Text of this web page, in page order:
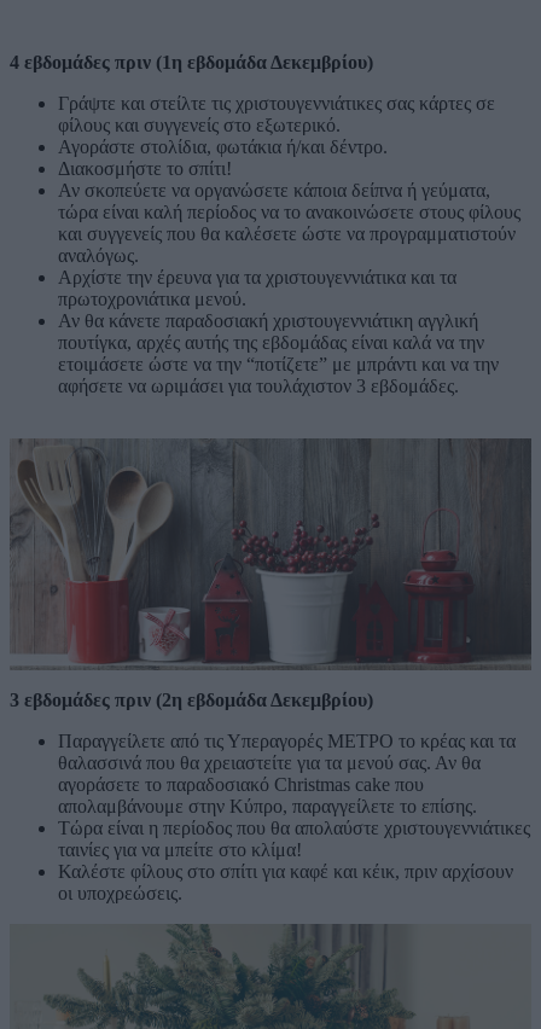
4 εβδομάδες πριν (1η εβδομάδα Δεκεμβρίου)
Γράψτε και στείλτε τις χριστουγεννιάτικες σας κάρτες σε
φίλους και συγγενείς στο εξωτερικό.
Αγοράστε στολίδια, φωτάκια ή/και δέντρο.
Διακοσμήστε το σπίτι!
Αν σκοπεύετε να οργανώσετε κάποια δείπνα ή γεύματα,
τώρα είναι καλή περίοδος να το ανακοινώσετε στους φίλους
και συγγενείς που θα καλέσετε ώστε να προγραμματιστούν
αναλόγως.
Αρχίστε την έρευνα για τα χριστουγεννιάτικα και τα
πρωτοχρονιάτικα μενού.
Αν θα κάνετε παραδοσιακή χριστουγεννιάτικη αγγλική
πουτίγκα, αρχές αυτής της εβδομάδας είναι καλά να την
ετοιμάσετε ώστε να την “ποτίζετε” με μπράντι και να την
αφήσετε να ωριμάσει για τουλάχιστον 3 εβδομάδες.
3 εβδομάδες πριν (2η εβδομάδα Δεκεμβρίου)
Παραγγείλετε από τις Υπεραγορές ΜΕΤΡΟ το κρέας και τα
θαλασσινά που θα χρειαστείτε για τα μενού σας. Αν θα
αγοράσετε το παραδοσιακό Christmas cake που
απολαμβάνουμε στην Κύπρο, παραγγείλετε το επίσης.
Τώρα είναι η περίοδος που θα απολαύστε χριστουγεννιάτικες
ταινίες για να μπείτε στο κλίμα!
Καλέστε φίλους στο σπίτι για καφέ και κέικ, πριν αρχίσουν
οι υποχρεώσεις.